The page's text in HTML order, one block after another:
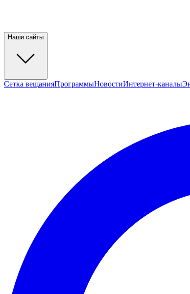
Наши сайты
Сетка вещанияПрограммыНовостиИнтернет-каналы